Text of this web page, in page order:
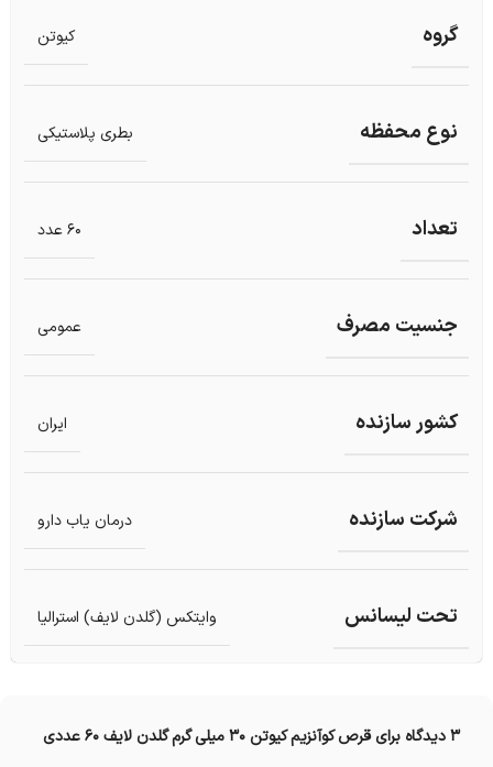
گروه کیوتن
نوع محفظه بطری پلاستیکی
تعداد 60 عدد
جنسیت مصرف عمومی
کشور سازنده ایران
شرکت سازنده درمان یاب دارو
تحت لیسانس وایتکس (گلدن لایف) استرالیا
3 دیدگاه برای قرص کوآنزیم کیوتن 30 میلی گرم گلدن لایف 60 عددی